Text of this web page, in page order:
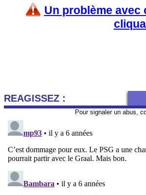
Un problème avec
REAGISSEZ :
Pour signaler un abus,